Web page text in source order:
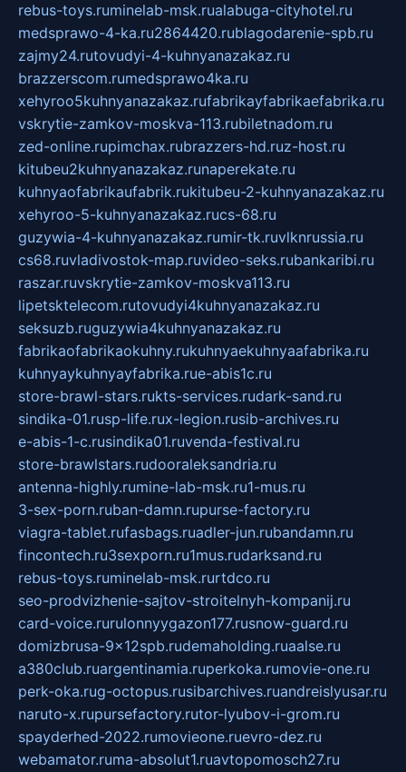
rebus-toys.ruminelab-msk.rualabuga-cityhotel.ru
medsprawo-4-ka.ru2864420.rublagodarenie-spb.ru
zajmy24.rutovudyi-4-kuhnyanazakaz.ru
brazzerscom.rumedsprawo4ka.ru
xehyroo5kuhnyanazakaz.rufabrikayfabrikaefabrika.ru
vskrytie-zamkov-moskva-113.rubiletnadom.ru
zed-online.rupimchax.rubrazzers-hd.ruz-host.ru
kitubeu2kuhnyanazakaz.runaperekate.ru
kuhnyaofabrikaufabrik.rukitubeu-2-kuhnyanazakaz.ru
xehyroo-5-kuhnyanazakaz.rucs-68.ru
guzywia-4-kuhnyanazakaz.rumir-tk.ruvlknrussia.ru
cs68.ruvladivostok-map.ruvideo-seks.rubankaribi.ru
raszar.ruvskrytie-zamkov-moskva113.ru
lipetsktelecom.rutovudyi4kuhnyanazakaz.ru
seksuzb.ruguzywia4kuhnyanazakaz.ru
fabrikaofabrikaokuhny.rukuhnyaekuhnyaafabrika.ru
kuhnyaykuhnyayfabrika.rue-abis1c.ru
store-brawl-stars.rukts-services.rudark-sand.ru
sindika-01.rusp-life.rux-legion.rusib-archives.ru
e-abis-1-c.rusindika01.ruvenda-festival.ru
store-brawlstars.rudooraleksandria.ru
antenna-highly.rumine-lab-msk.ru1-mus.ru
3-sex-porn.ruban-damn.rupurse-factory.ru
viagra-tablet.rufasbags.ruadler-jun.rubandamn.ru
fincontech.ru3sexporn.ru1mus.rudarksand.ru
rebus-toys.ruminelab-msk.rurtdco.ru
seo-prodvizhenie-sajtov-stroitelnyh-kompanij.ru
card-voice.rurulonnyygazon177.rusnow-guard.ru
domizbrusa-9x12spb.rudemaholding.ruaalse.ru
a380club.ruargentinamia.ruperkoka.rumovie-one.ru
perk-oka.rug-octopus.rusibarchives.ruandreislyusar.ru
naruto-x.rupursefactory.rutor-lyubov-i-grom.ru
spayderhed-2022.rumovieone.ruevro-dez.ru
webamator.ruma-absolut1.ruavtopomosch27.ru